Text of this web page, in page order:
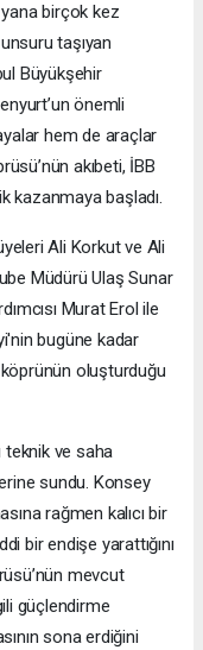
yana birçok kez
taşıyan
Büyükşehir
önemli
hem de araçlar
akıbeti, İBB
kazanmaya başladı.
Ali Korkut ve Ali
Müdürü Ulaş Sunar
Murat Erol ile
bugüne kadar
köprünün oluşturduğu
teknik ve saha
sundu. Konsey
rağmen kalıcı bir
bir endişe yarattığını
mevcut
güçlendirme
sona erdiğini